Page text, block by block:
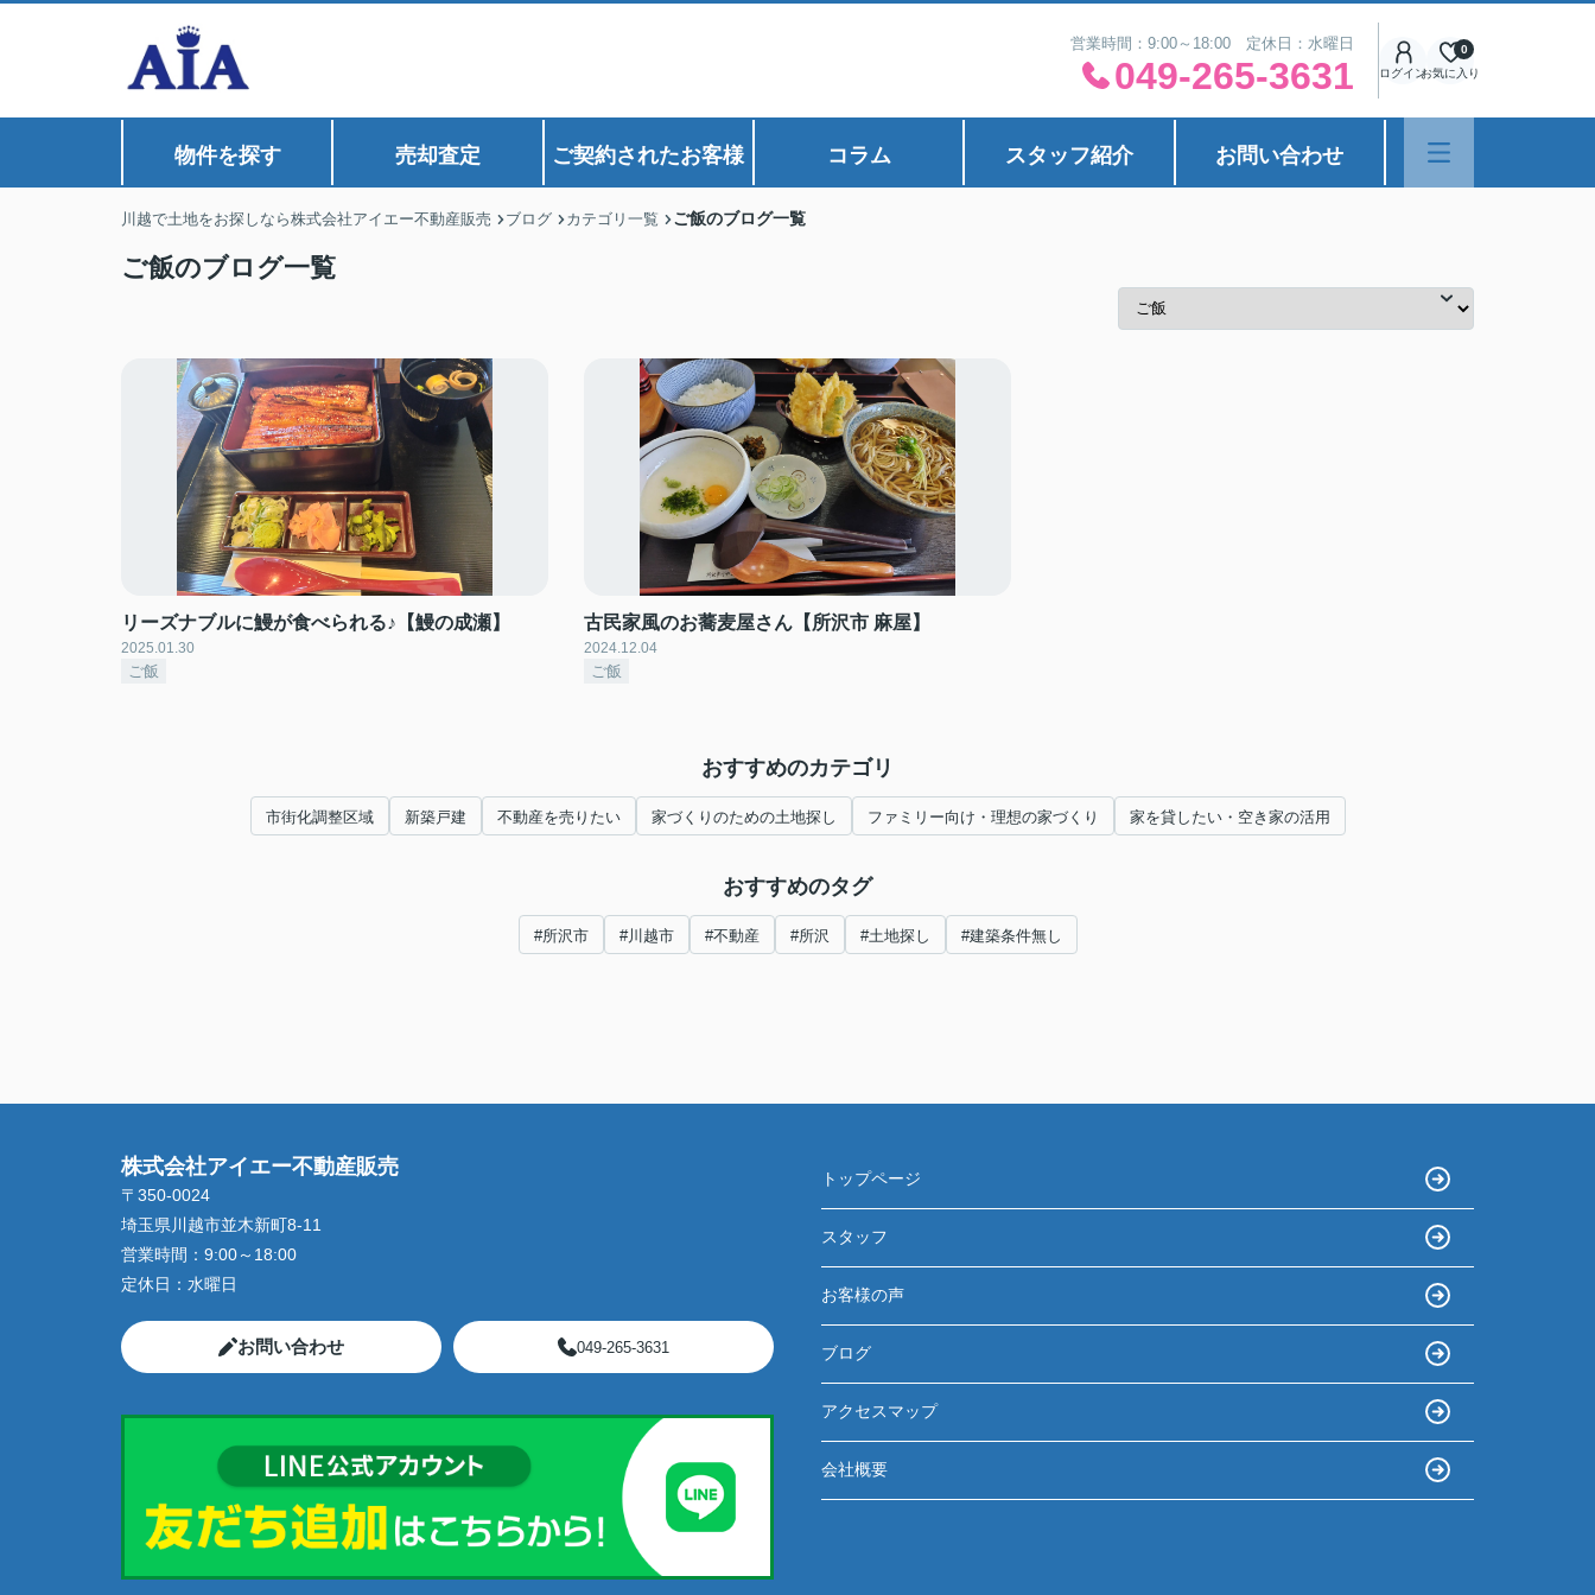
営業時間：9:00～18:00 定休日：水曜日
049-265-3631 ログインお気に入り
0
物件を探す 売却査定 ご契約されたお客様 コラム スタッフ紹介 お問い合わせ
川越で土地をお探しなら株式会社アイエー不動産販売 ブログ カテゴリ一覧 ご飯のブログ一覧
ご飯のブログ一覧
リーズナブルに鰻が食べられる♪【鰻の成瀬】
2025.01.30
ご飯
古民家風のお蕎麦屋さん【所沢市 麻屋】
2024.12.04
ご飯
おすすめのカテゴリ
市街化調整区域 新築戸建 不動産を売りたい 家づくりのための土地探し ファミリー向け・理想の家づくり 家を貸したい・空き家の活用
おすすめのタグ
#所沢市 #川越市 #不動産 #所沢 #土地探し #建築条件無し
株式会社アイエー不動産販売
〒350-0024
埼玉県川越市並木新町8-11
営業時間： 9:00～18:00
定休日： 水曜日
お問い合わせ 049-265-3631
トップページ
スタッフ
お客様の声
ブログ
アクセスマップ
会社概要